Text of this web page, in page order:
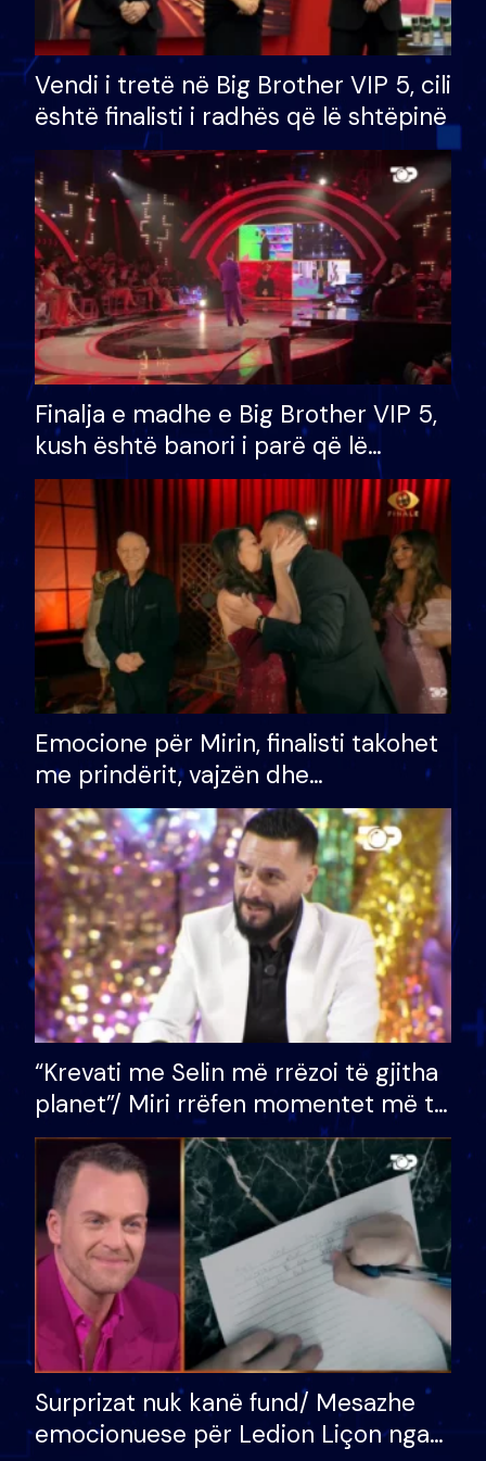
Vendi i tretë në Big Brother VIP 5, cili
është finalisti i radhës që lë shtëpinë
Finalja e madhe e Big Brother VIP 5,
kush është banori i parë që lë
shtëpinë dhe humb mundësinë për
të fituar çmimin e madh
Emocione për Mirin, finalisti takohet
me prindërit, vajzën dhe
bashkëshorten: S’kemi ndonjë letër
divorci apo jo?
“Krevati me Selin më rrëzoi të gjitha
planet”/ Miri rrëfen momentet më të
bukura në shtëpinë e BB VIP: Do më
mungojë zilja e mëngjesit kur…
Surprizat nuk kanë fund/ Mesazhe
emocionuese për Ledion Liçon nga